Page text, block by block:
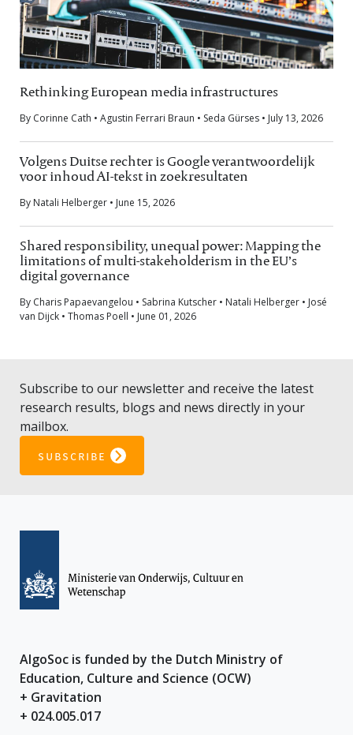
Rethinking European media infrastructures
By Corinne Cath • Agustin Ferrari Braun • Seda Gürses • July 13, 2026
Volgens Duitse rechter is Google verantwoordelijk
voor inhoud AI-tekst in zoekresultaten
By Natali Helberger • June 15, 2026
Shared responsibility, unequal power: Mapping the
limitations of multi-stakeholderism in the EU’s
digital governance
By Charis Papaevangelou • Sabrina Kutscher • Natali Helberger • José
van Dijck • Thomas Poell • June 01, 2026
Subscribe to our newsletter and receive the latest
research results, blogs and news directly in your
mailbox.
subscribe
AlgoSoc is funded by the Dutch Ministry of
Education, Culture and Science (OCW)
+ Gravitation
+ 024.005.017